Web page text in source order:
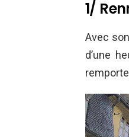
1/
Avec son
d’une